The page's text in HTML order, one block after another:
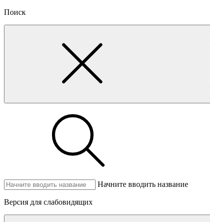
Поиск
Начните вводить название
Версия для слабовидящих